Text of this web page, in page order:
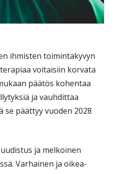
ihmisten toimintakyvyn
voitaisiin korvata
päätös kohentaa
ja vauhdittaa
päättyy vuoden 2028
ja melkoinen
Varhainen ja oikea-